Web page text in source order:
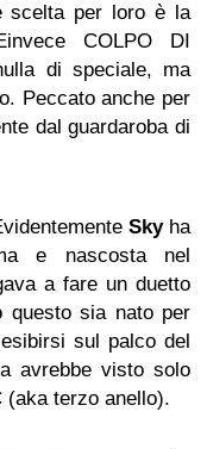
scelta per loro è la
COLPO DI
di speciale, ma
Peccato anche per
dal guardaroba di
Skyha
e nascosta nel
a fare un duetto
questo sia nato per
sul palco del
avrebbe visto solo
(aka terzo anello).